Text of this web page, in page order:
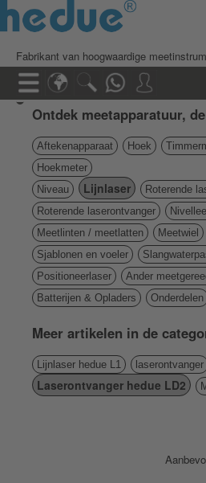
Fabrikant van hoogwaardige
Ontdek meetapparatuur,
Aftekenapparaat Hoek
Hoekmeter
Niveau
Lijnlaser
Roterende
Roterende laserontvanger
Meetlinten / meetlatten
Meetwiel
Sjablonen en voeler
Positioneerlaser
Ander
Batterijen & Opladers
Onderdelen
Meer artikelen in de
Lijnlaser hedue L1 laserontvanger
Laserontvanger hedue LD2